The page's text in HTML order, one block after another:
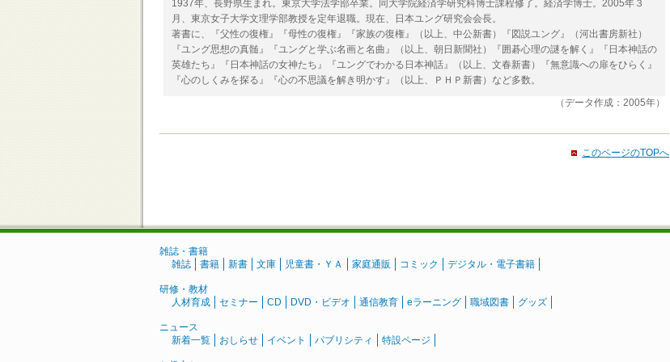
1937年、長野県生まれ。東京大学法学部卒業。同大学院経済学研究科博士課程修了。経済学博士。2005年３
月、東京女子大学文理学部教授を定年退職。現在、日本ユング研究会会長。
著書に、『父性の復権』『母性の復権』『家族の復権』（以上、中公新書）『図説ユング』（河出書房新社）
『ユング思想の真髄』『ユングと学ぶ名画と名曲』（以上、朝日新聞社）『囲碁心理の謎を解く』『日本神話の
英雄たち』『日本神話の女神たち』『ユングでわかる日本神話』（以上、文春新書）『無意識への扉をひらく』
『心のしくみを探る』『心の不思議を解き明かす』（以上、ＰＨＰ新書）など多数。
（データ作成：2005年）
このページのTOPへ
雑誌・書籍
雑誌
書籍 新書 文庫 児童書・ＹＡ 家庭通販 コミック デジタル・電子書籍
研修・教材
人材育成
セミナー CD DVD・ビデオ 通信教育 eラーニング 職域図書 グッズ
ニュース
新着一覧
おしらせ イベント パブリシティ 特設ページ